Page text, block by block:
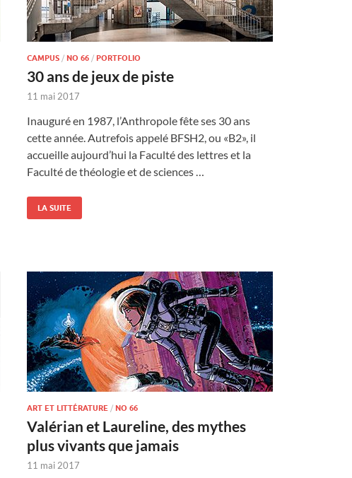
CAMPUS / NO 66 / PORTFOLIO
30 ans de jeux de piste
11 mai 2017
Inauguré en 1987, l’Anthropole fête ses 30 ans
cette année. Autrefois appelé BFSH2, ou «B2», il
accueille aujourd’hui la Faculté des lettres et la
Faculté de théologie et de sciences …
LA SUITE
ART ET LITTÉRATURE / NO 66
Valérian et Laureline, des mythes
plus vivants que jamais
11 mai 2017